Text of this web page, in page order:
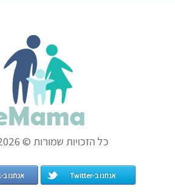
כל הזכויות שמורות © 2008-2026
אנחנו ב-Twitter אנחנו ב-Facebook